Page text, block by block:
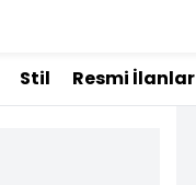
Stil Resmi İlanlar